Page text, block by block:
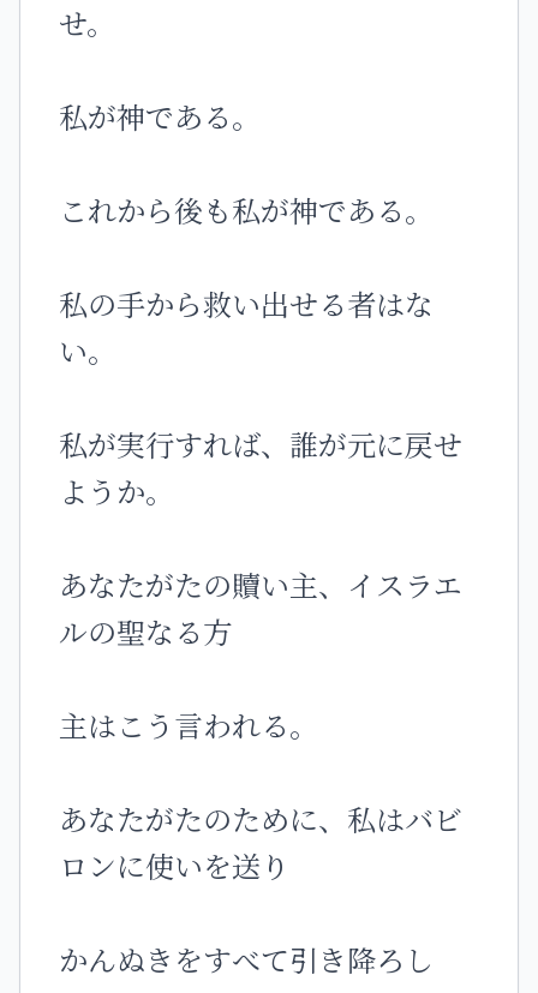
せ。
私が神である。
これから後も私が神である。
私の手から救い出せる者はな
い。
私が実行すれば、誰が元に戻せ
ようか。
あなたがたの贖い主、イスラエ
ルの聖なる方
主はこう言われる。
あなたがたのために、私はバビ
ロンに使いを送り
かんぬきをすべて引き降ろし